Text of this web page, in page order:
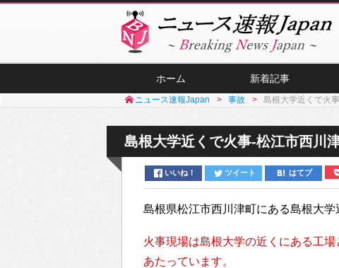
ホーム 新着記事
ニュース速報Japan 事故 島根大学近くで火
島根大学近くで火事-松江市西川
いいね！ ツイート はてブ
島根県松江市西川津町にある島根大学
火事現場は島根大学の近くにある工
あたっています。